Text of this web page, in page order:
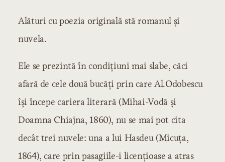
Alături cu poezia originală stă romanul şi
nuvela.
Ele se prezintă în condiţiuni mai slabe, căci
afară de cele două bucăţi prin care Al.Odobescu
îşi începe cariera literară (Mihai-Vodă şi
Doamna Chiajna, 1860), nu se mai pot cita
decât trei nuvele: una a lui Hasdeu (Micuţa,
1864), care prin pasagiile-i licenţioase a atras